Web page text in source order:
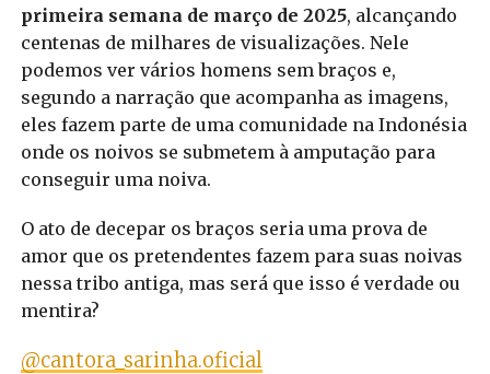
primeira semana de março de 2025, alcançando
centenas de milhares de visualizações. Nele
podemos ver vários homens sem braços e,
segundo a narração que acompanha as imagens,
eles fazem parte de uma comunidade na Indonésia
onde os noivos se submetem à amputação para
conseguir uma noiva.
O ato de decepar os braços seria uma prova de
amor que os pretendentes fazem para suas noivas
nessa tribo antiga, mas será que isso é verdade ou
mentira?
@cantora_sarinha.oficial